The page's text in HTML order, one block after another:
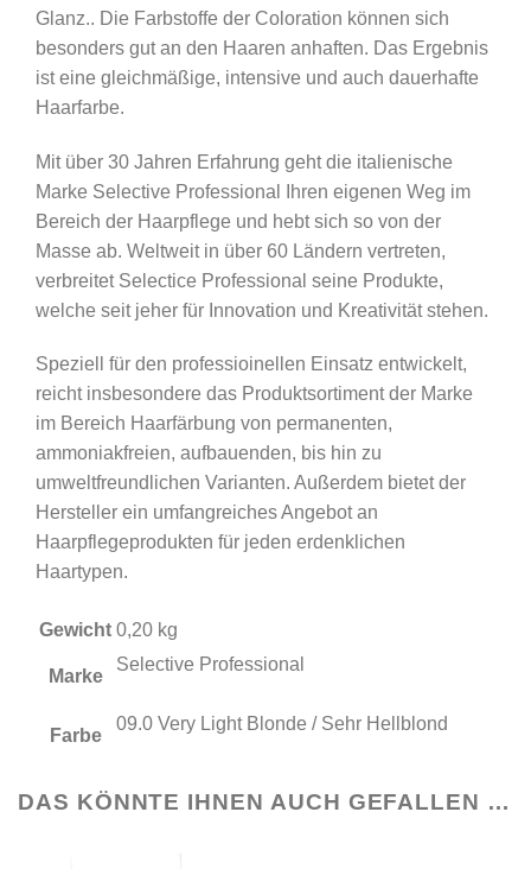
Glanz.. Die Farbstoffe der Coloration können sich
besonders gut an den Haaren anhaften. Das Ergebnis
ist eine gleichmäßige, intensive und auch dauerhafte
Haarfarbe.
Mit über 30 Jahren Erfahrung geht die italienische
Marke Selective Professional Ihren eigenen Weg im
Bereich der Haarpflege und hebt sich so von der
Masse ab. Weltweit in über 60 Ländern vertreten,
verbreitet Selectice Professional seine Produkte,
welche seit jeher für Innovation und Kreativität stehen.
Speziell für den professioinellen Einsatz entwickelt,
reicht insbesondere das Produktsortiment der Marke
im Bereich Haarfärbung von permanenten,
ammoniakfreien, aufbauenden, bis hin zu
umweltfreundlichen Varianten. Außerdem bietet der
Hersteller ein umfangreiches Angebot an
Haarpflegeprodukten für jeden erdenklichen
Haartypen.
Gewicht 0,20 kg
Marke
Selective Professional
Farbe
09.0 Very Light Blonde / Sehr Hellblond
DAS KÖNNTE IHNEN AUCH GEFALLEN …